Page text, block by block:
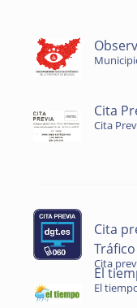
Cita
Cita
Cita
Tráfico
Cita
El
El